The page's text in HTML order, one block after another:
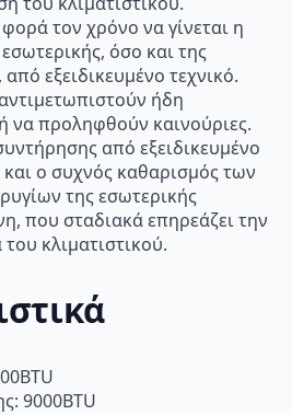
τον χρόνο να γίνεται η
όσο και της
εξειδικευμένο τεχνικό.
ήδη
να προληφθούν καινούριες.
από εξειδικευμένο
και ο συχνός καθαρισμός των
της εσωτερικής
που σταδιακά επηρεάζει την
κλιματιστικού.
9000BTU